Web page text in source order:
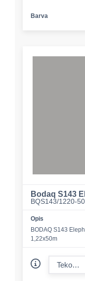
Barva
Bodaq S143
BQS143/1220-
Opis
BODAQ S143
1,22x50m